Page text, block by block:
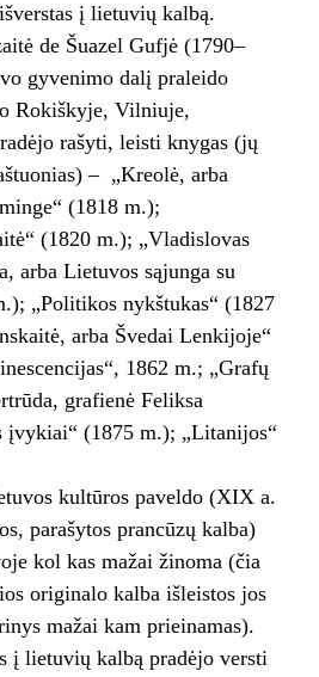
į lietuvių kalbą.
de Šuazel Gufjė (1790–
gyvenimo dalį praleido
Rokiškyje, Vilniuje,
rašyti, leisti knygas (jų
– „Kreolė, arba
(1818 m.);
(1820 m.); „Vladislovas
arba Lietuvos sąjunga su
„Politikos nykštukas“ (1827
arba Švedai Lenkijoje“
1862 m.; „Grafų
grafienė Feliksa
įvykiai“ (1875 m.); „Litanijos“
kultūros paveldo (XIX a.
parašytos prancūzų kalba)
kol kas mažai žinoma (čia
originalo kalba išleistos jos
mažai kam prieinamas).
į lietuvių kalbą pradėjo versti